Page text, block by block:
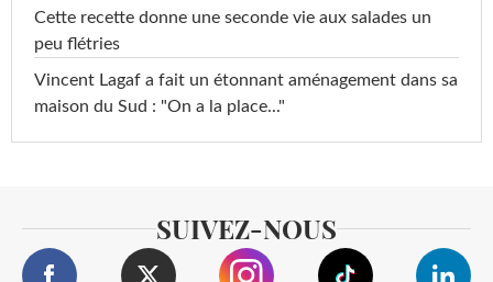
Cette recette donne une seconde vie aux salades un
peu flétries
Vincent Lagaf a fait un étonnant aménagement dans sa
maison du Sud : "On a la place..."
SUIVEZ-NOUS